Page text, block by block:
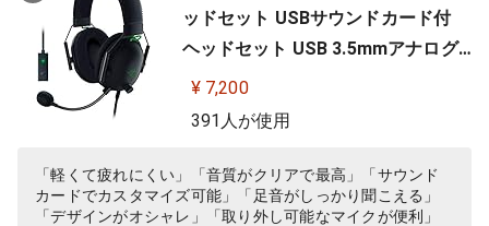
ッドセット USBサウンドカード付
ヘッドセット USB 3.5mmアナログ
THX 7.1ch 立体音響 特許技術採用チ
タンコート50mmドライバー 単一指
高遮音性イヤーカップ 軽量262g PC
PS4 PS5 Nintendo Switch 【日本…
¥ 7,200
391人が使用
「軽くて疲れにくい」「音質がクリアで最高」「サウンド
カードでカスタマイズ可能」「足音がしっかり聞こえる」
「デザインがオシャレ」「取り外し可能なマイクが便利」